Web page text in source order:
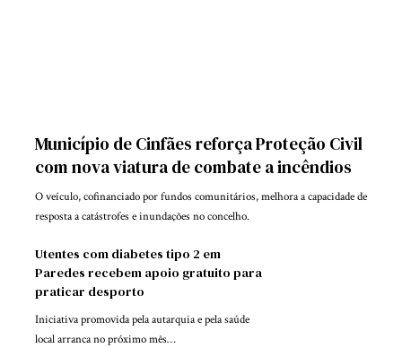
Município de Cinfães reforça Proteção Civil
com nova viatura de combate a incêndios
O veículo, cofinanciado por fundos comunitários, melhora a capacidade de
resposta a catástrofes e inundações no concelho.
Utentes com diabetes tipo 2 em
Paredes recebem apoio gratuito para
praticar desporto
Iniciativa promovida pela autarquia e pela saúde
local arranca no próximo mês…